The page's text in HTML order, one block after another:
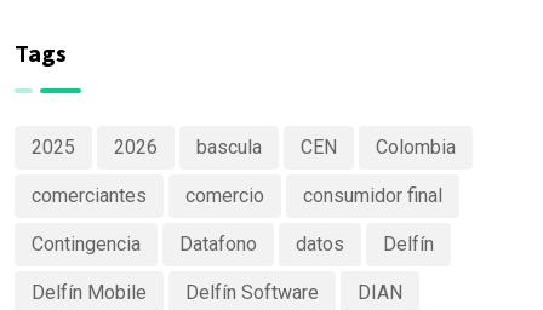
Tags
2025 2026 bascula CEN Colombia
comerciantes comercio consumidor final
Contingencia Datafono datos Delfín
Delfín Mobile Delfín Software DIAN